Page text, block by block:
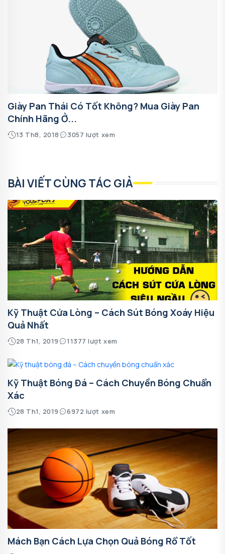
Giày Pan Thái Có Tốt Không? Mua Giày Pan
Chính Hãng Ở...
13 Th8, 2018 3057 lượt xem
BÀI VIẾT CÙNG TÁC GIẢ
Kỹ Thuật Cứa Lòng – Cách Sút Bóng Xoáy Hiệu
Quả Nhất
28 Th1, 2019 11377 lượt xem
Kỹ Thuật Bóng Đá – Cách Chuyền Bóng Chuẩn
Xác
28 Th1, 2019 6972 lượt xem
Mách Bạn Cách Lựa Chọn Quả Bóng Rổ Tốt